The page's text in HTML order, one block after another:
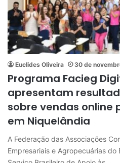
Euclides Oliveira 30 de
Programa Facieg
apresentam
sobre vendas online
em Niquelândia
A Federação das Associações
Empresariais e Agropecuárias do